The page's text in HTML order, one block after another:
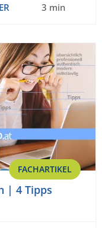
3 min
FACHARTIKEL
| 4 Tipps